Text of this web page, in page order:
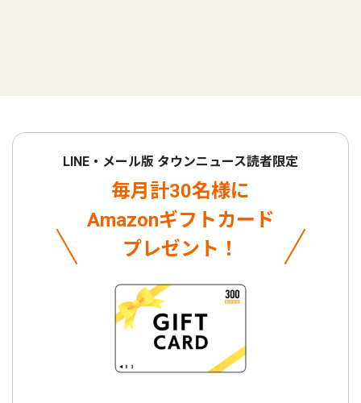
LINE・メール版 タウンニュース読者限定
毎月計30名様に
Amazonギフトカード
プレゼント！